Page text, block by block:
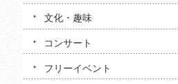
文化・趣味
コンサート
フリーイベント